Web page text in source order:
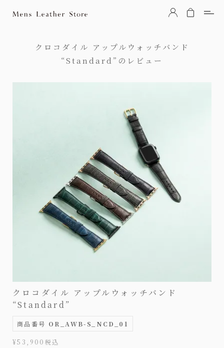
Mens Leather Store（メンズレザーストア）
クロコダイル アップルウォッチバンド
“Standard”のレビュー
クロコダイル アップルウォッチバンド
“Standard”
商品番号 OR_AWB-S_NCD_01
¥53,900 税込